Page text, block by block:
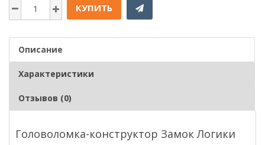
КУПИТЬ
Описание
Характеристики
Отзывов (0)
Головоломка-конструктор Замок Логики